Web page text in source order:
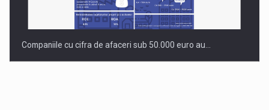
Companiile cu cifra de afaceri sub 50.000 euro au…